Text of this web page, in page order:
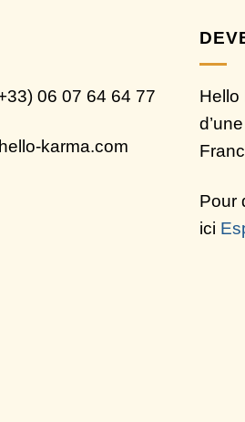
06 07 64 64 77
karma.com
Hello
Pour
ici